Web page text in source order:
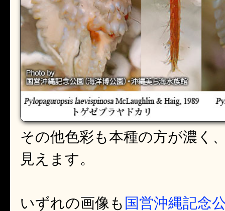
その他色彩も本種の方が濃く
見えます。
いずれの画像も 国営沖縄記念